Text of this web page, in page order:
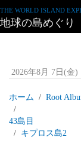
THE WORLD ISLAND
地球の島めぐ
2026年8月 7日(金)
ホーム Root
43島目 キ
キプロス島2